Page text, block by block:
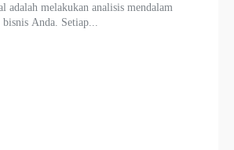
adalah melakukan analisis mendalam
bisnis Anda. Setiap...